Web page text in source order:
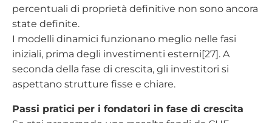
percentuali di proprietà definitive non sono ancora
state definite.
I modelli dinamici funzionano meglio nelle fasi
iniziali, prima degli investimenti esterni[27]. A
seconda della fase di crescita, gli investitori si
aspettano strutture fisse e chiare.
Passi pratici per i fondatori in fase di crescita